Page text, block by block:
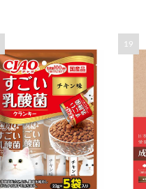
19